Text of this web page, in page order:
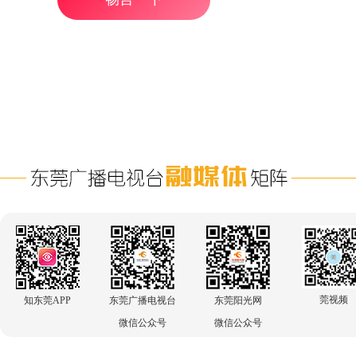
知东莞APP
东莞广播电视台
微信公众号
东莞阳光网
微信公众号
莞视频